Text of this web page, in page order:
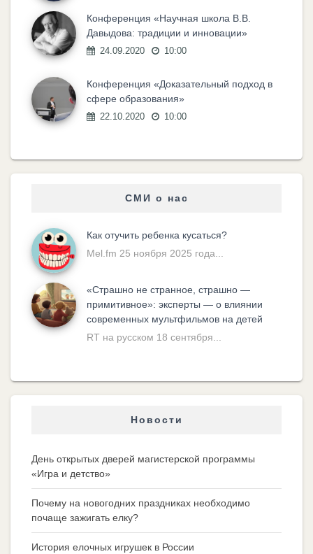
Конференция «Научная школа В.В.
Давыдова: традиции и инновации»
24.09.2020 10:00
Конференция «Доказательный подход в
сфере образования»
22.10.2020 10:00
СМИ о нас
Как отучить ребенка кусаться?
Mel.fm 25 ноября 2025 года...
«Cтрашно не странное, страшно —
примитивное»: эксперты — о влиянии
современных мультфильмов на детей
RT на русском 18 сентября...
Новости
День открытых дверей магистерской программы
«Игра и детство»
Почему на новогодних праздниках необходимо
почаще зажигать елку?
История елочных игрушек в России